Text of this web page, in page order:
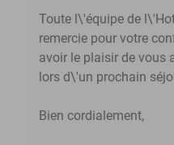
Toute l\'équipe de
remercie pour votre
avoir le plaisir de vous
lors d\'un prochain
Bien cordialement,